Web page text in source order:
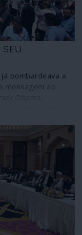
SEU
bombardeava a
mensagem ao
“era um
Mediterrâneo e
não surtiu efeito:
não era “um
– para todos